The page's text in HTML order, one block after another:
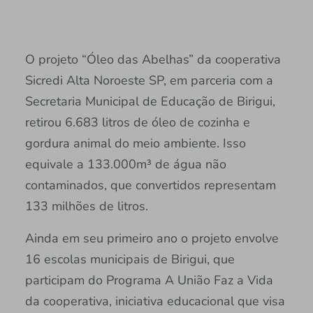
O projeto “Óleo das Abelhas” da cooperativa
Sicredi Alta Noroeste SP, em parceria com a
Secretaria Municipal de Educação de Birigui,
retirou 6.683 litros de óleo de cozinha e
gordura animal do meio ambiente. Isso
equivale a 133.000m³ de água não
contaminados, que convertidos representam
133 milhões de litros.
Ainda em seu primeiro ano o projeto envolve
16 escolas municipais de Birigui, que
participam do Programa A União Faz a Vida
da cooperativa, iniciativa educacional que visa